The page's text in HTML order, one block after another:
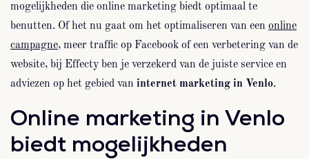
mogelijkheden die online marketing biedt optimaal te
benutten. Of het nu gaat om het optimaliseren van een online
campagne, meer traffic op Facebook of een verbetering van de
website, bij Effecty ben je verzekerd van de juiste service en
adviezen op het gebied van internet marketing in Venlo.
Online marketing in Venlo
biedt mogelijkheden